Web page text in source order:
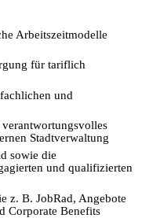
Arbeitszeitmodelle
für tariflich
und
Stadtverwaltung
sowie die
und qualifizierten
z. B. JobRad, Angebote
Corporate Benefits